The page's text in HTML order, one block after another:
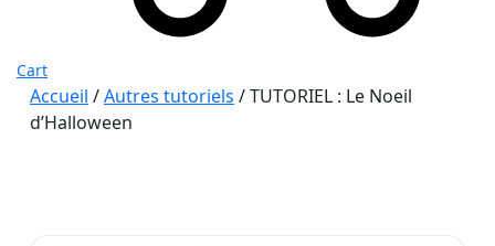
Cart
Accueil /Autres tutoriels / TUTORIEL : Le Noeil
d’Halloween